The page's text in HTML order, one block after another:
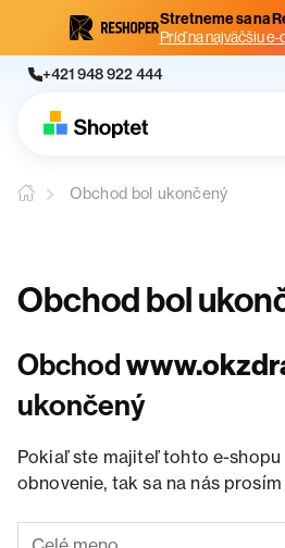
Stretneme sa na
Príď na najväčšiu
+421 948 922 444
Obchod bol ukončený
Obchod bol
Obchod
ukončený
Pokiaľ ste majiteľ tohto e-shopu
obnovenie, tak sa na nás